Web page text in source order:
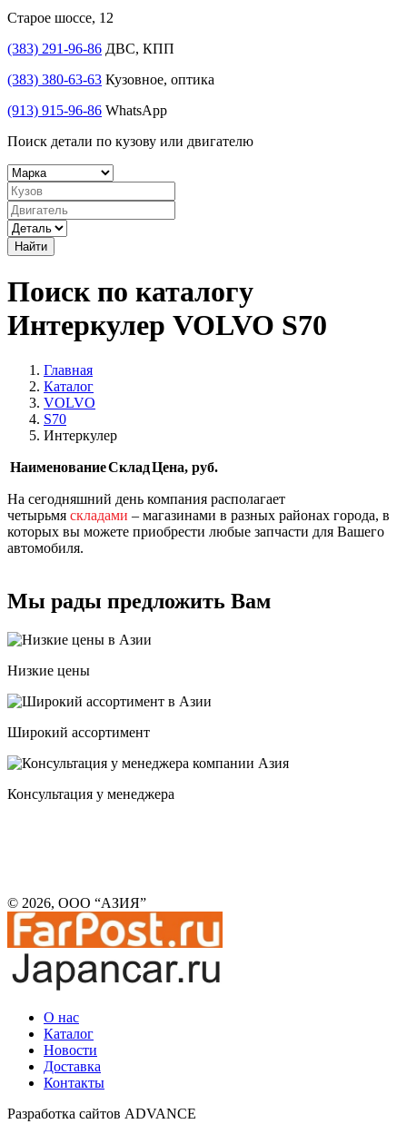
Старое шоссе, 12
(383) 291-96-86 ДВС, КПП
(383) 380-63-63 Кузовное, оптика
(913) 915-96-86 WhatsApp
Поиск детали по кузову или двигателю
Найти
Поиск по каталогу
Интеркулер VOLVO S70
Главная
Каталог
VOLVO
S70
Интеркулер
НаименованиеСкладЦена, руб.
На сегодняшний день компания располагает
четырьмя складами – магазинами в разных районах города, в
которых вы можете приобрести любые запчасти для Вашего
автомобиля.
Мы рады предложить Вам
Низкие цены
Широкий ассортимент
Консультация у менеджера
© 2026, ООО “АЗИЯ”
О нас
Каталог
Новости
Доставка
Контакты
Разработка сайтов ADVANCE